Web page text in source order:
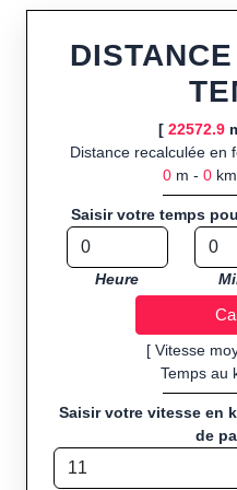
Fonctionnalités
ou import de fichier GPX,
(ajustée à la topographie),
profil d’élévation avec
route GPX, KML (plat ou
intégrés de calories
strong>
préparant
d’événements partageant
GPS souhaitant
Sports et activités
pied, cyclisme (vélo), VTT,
[ 22572.9
Distance recalculée en
0 m - 0
Saisir votre temps
Heure
[ Vitesse
Temps au
Saisir votre vitesse en
de